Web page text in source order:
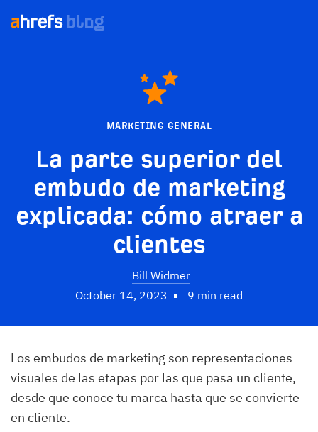
MARKETING GENERAL
La parte superior del
embudo de marketing
explicada: cómo atraer a
clientes
Bill Widmer
October 14, 2023
9 min read
Los embudos de marketing son representaciones
visuales de las etapas por las que pasa un cliente,
desde que conoce tu marca hasta que se convierte
en cliente.